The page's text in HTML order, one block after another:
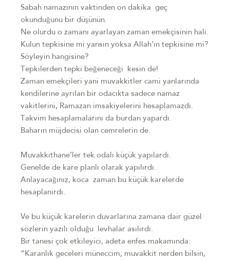
Sabah namazının vaktinden on dakika geç
okunduğunu bir düşünün.
Ne olurdu o zamanı ayarlayan zaman emekçisinin hali.
Kulun tepkisine mi yansın yoksa Allah’ın tepkisine mi?
Söyleyin hangisine?
Tepkilerden tepki beğeneceği kesin de!
Zaman emekçileri yani muvakkitler cami yanlarında
kendilerine ayrılan bir odacıkta sadece namaz
vakitlerini, Ramazan imsakiyelerini hesaplamazdı.
Takvim hesaplamalarını da burdan yapardı.
Baharın müjdecisi olan cemrelerin de.
Muvakkithane’ler tek odalı küçük yapılardı.
Genelde de kare planlı olarak yapılırdı.
Anlayacağınız, koca zaman bu küçük karelerde
hesaplanırdı.
Ve bu küçük karelerin duvarlarına zamana dair güzel
sözlerin yazılı olduğu levhalar asılırdı.
Bir tanesi çok etkileyici, adeta enfes makamında:
“Karanlık geceleri müneccim, muvakkit nerden bilsin,